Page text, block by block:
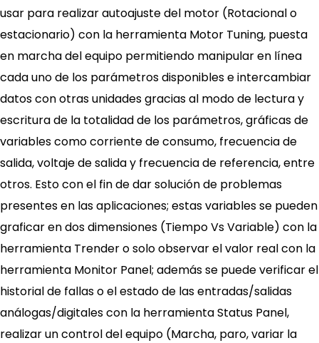
usar para realizar autoajuste del motor (Rotacional o
estacionario) con la herramienta Motor Tuning, puesta
en marcha del equipo permitiendo manipular en línea
cada uno de los parámetros disponibles e intercambiar
datos con otras unidades gracias al modo de lectura y
escritura de la totalidad de los parámetros, gráficas de
variables como corriente de consumo, frecuencia de
salida, voltaje de salida y frecuencia de referencia, entre
otros. Esto con el fin de dar solución de problemas
presentes en las aplicaciones; estas variables se pueden
graficar en dos dimensiones (Tiempo Vs Variable) con la
herramienta Trender o solo observar el valor real con la
herramienta Monitor Panel; además se puede verificar el
historial de fallas o el estado de las entradas/salidas
análogas/digitales con la herramienta Status Panel,
realizar un control del equipo (Marcha, paro, variar la